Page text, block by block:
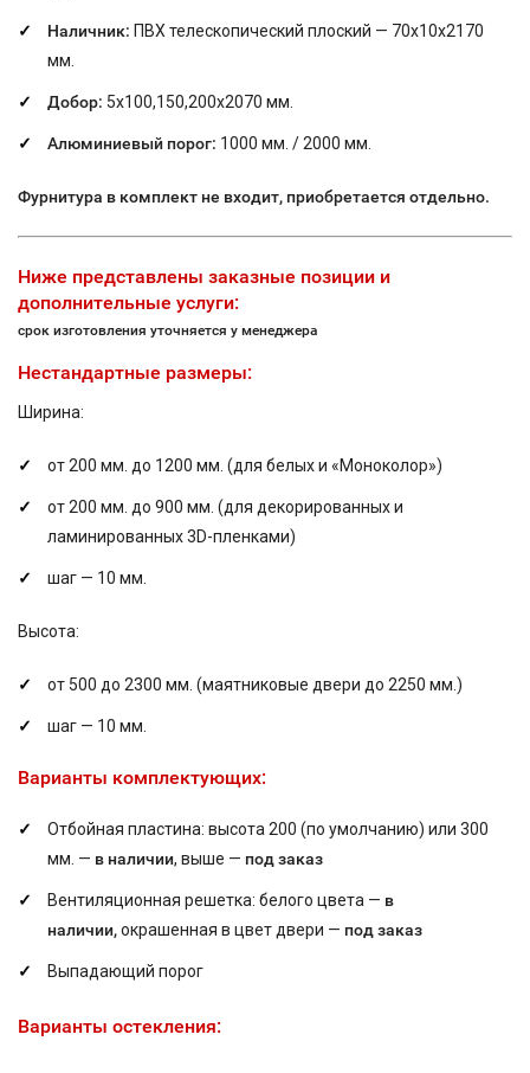
Наличник: ПВХ телескопический плоский — 70х10х2170
мм.
Добор: 5х100,150,200х2070 мм.
Алюминиевый порог: 1000 мм. / 2000 мм.
Фурнитура в комплект не входит, приобретается отдельно.
Ниже представлены заказные позиции и
дополнительные услуги:
срок изготовления уточняется у менеджера
Нестандартные размеры:
Ширина:
от 200 мм. до 1200 мм. (для белых и «Моноколор»)
от 200 мм. до 900 мм. (для декорированных и
ламинированных 3D-пленками)
шаг — 10 мм.
Высота:
от 500 до 2300 мм. (маятниковые двери до 2250 мм.)
шаг — 10 мм.
Варианты комплектующих:
Отбойная пластина: высота 200 (по умолчанию) или 300
мм. — в наличии, выше — под заказ
Вентиляционная решетка: белого цвета — в
наличии,окрашенная в цвет двери — под заказ
Выпадающий порог
Варианты остекления: